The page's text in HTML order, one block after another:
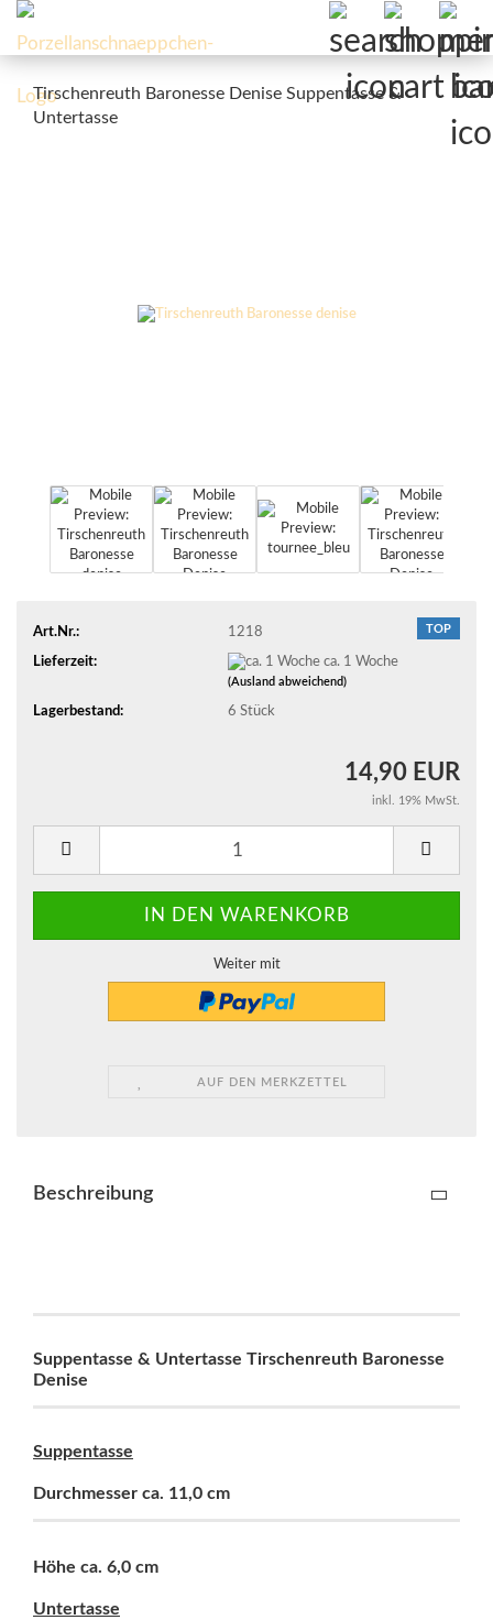
Tirschenreuth Baronesse Denise Suppentasse &
Untertasse
TOP
Art.Nr.: 1218
Lieferzeit: ca. 1 Woche
(Ausland abweichend)
Lagerbestand: 6 Stück
14,90 EUR
inkl. 19% MwSt.
Weiter mit
AUF DEN MERKZETTEL
Beschreibung
Suppentasse & Untertasse Tirschenreuth Baronesse
Denise
Suppentasse
Durchmesser ca. 11,0 cm
Höhe ca. 6,0 cm
Untertasse